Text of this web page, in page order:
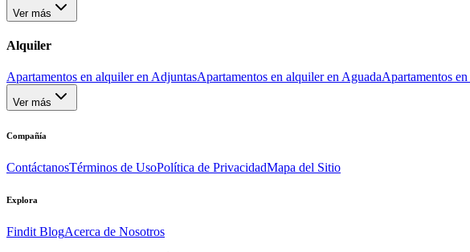
Ver más
Alquiler
Apartamentos en alquiler en AdjuntasApartamentos en alquiler en AguadaApartamentos
Ver más
Compañía
ContáctanosTérminos de UsoPolítica de PrivacidadMapa del Sitio
Explora
Findit BlogAcerca de Nosotros